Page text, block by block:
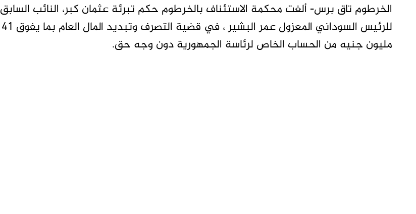
الخرطوم تاق برس- ألغت محكمة الاستئناف بالخرطوم حكم تبرئة عثمان كبر، النائب السابق
للرئيس السوداني المعزول عمر البشير ، في قضية التصرف وتبديد المال العام بما يفوق 41
مليون جنيه من الحساب الخاص لرئاسة الجمهورية دون وجه حق.